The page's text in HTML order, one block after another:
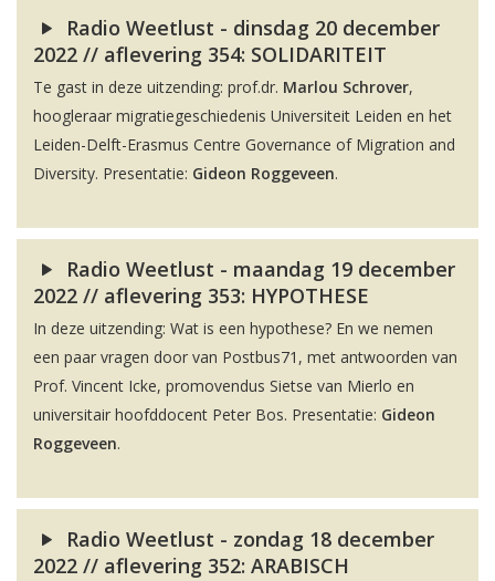
Radio Weetlust - dinsdag 20 december
2022 // aflevering 354: SOLIDARITEIT
Te gast in deze uitzending: prof.dr. Marlou Schrover,
hoogleraar migratiegeschiedenis Universiteit Leiden en het
Leiden-Delft-Erasmus Centre Governance of Migration and
Diversity. Presentatie: Gideon Roggeveen.
Radio Weetlust - maandag 19 december
2022 // aflevering 353: HYPOTHESE
In deze uitzending: Wat is een hypothese? En we nemen
een paar vragen door van Postbus71, met antwoorden van
Prof. Vincent Icke, promovendus Sietse van Mierlo en
universitair hoofddocent Peter Bos. Presentatie: Gideon
Roggeveen.
Radio Weetlust - zondag 18 december
2022 // aflevering 352: ARABISCH